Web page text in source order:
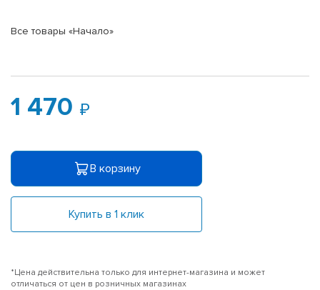
Все товары «Начало»
1 470
В корзину
Купить в 1 клик
*Цена действительна только для интернет-магазина и может
отличаться от цен в розничных магазинах